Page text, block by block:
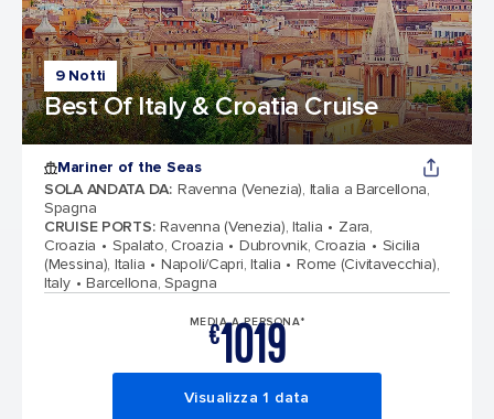
9 Notti
Best Of Italy & Croatia Cruise
Mariner of the Seas
SOLA ANDATA DA: Ravenna (Venezia), Italia a Barcellona,
Spagna
CRUISE PORTS: Ravenna (Venezia), Italia
Zara,
Croazia
Spalato, Croazia Dubrovnik, Croazia
Sicilia
(Messina), Italia
Napoli/Capri, Italia
Rome (Civitavecchia),
Italy
Barcellona, Spagna
MEDIA A PERSONA*
€1019
Visualizza 1 data